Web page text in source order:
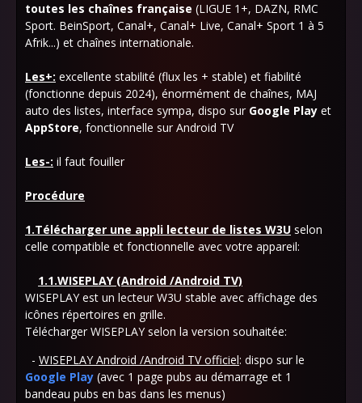
toutes les chaînes française (LIGUE 1+, DAZN, RMC
Sport. BeinSport, Canal+, Canal+ Live, Canal+ Sport 1 à 5
Afrik...) et chaînes internationale.
Les+: excellente stabilité (flux les + stable) et fiabilité
(fonctionne depuis 2024), énormément de chaînes, MAJ
auto des listes, interface sympa, dispo sur Google Play et
AppStore, fonctionnelle sur Android TV
Les-: il faut fouiller
Procédure
1.Télécharger une appli lecteur de listes W3U selon
celle compatible et fonctionnelle avec votre appareil:
1.1.WISEPLAY (Android /Android TV)
WISEPLAY est un lecteur W3U stable avec affichage des
icônes répertoires en grille.
Télécharger WISEPLAY selon la version souhaitée:
- WISEPLAY Android /Android TV officiel: dispo sur le
Google Play (avec 1 page pubs au démarrage et 1
bandeau pubs en bas dans les menus)